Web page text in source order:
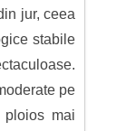
jur, ceea
stabile
pe
mai